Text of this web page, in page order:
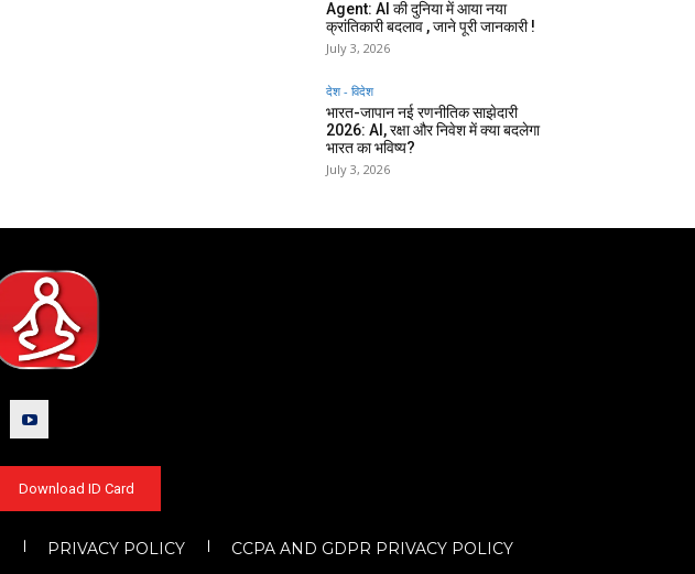
Agent: AI की दुनिया में आया नया
क्रांतिकारी बदलाव , जाने पूरी जानकारी !
July 3, 2026
देश - विदेश
भारत-जापान नई रणनीतिक साझेदारी
2026: AI, रक्षा और निवेश में क्या बदलेगा
भारत का भविष्य?
July 3, 2026
Download ID Card
PRIVACY POLICY CCPA AND GDPR PRIVACY POLICY